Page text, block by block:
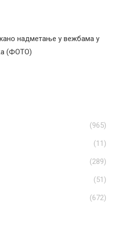
надметање у вежбама у
(ФОТО)
(965)
(11)
(289)
(51)
(672)